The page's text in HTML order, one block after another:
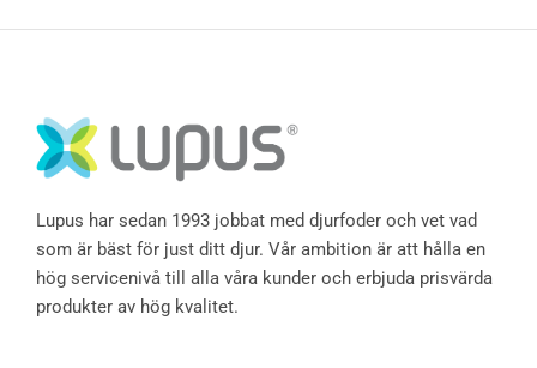
Lupus har sedan 1993 jobbat med djurfoder och vet vad
som är bäst för just ditt djur. Vår ambition är att hålla en
hög servicenivå till alla våra kunder och erbjuda prisvärda
produkter av hög kvalitet.